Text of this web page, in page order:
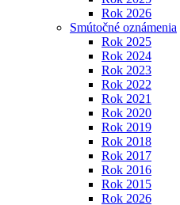
Rok 2026
Smútočné oznámenia
Rok 2025
Rok 2024
Rok 2023
Rok 2022
Rok 2021
Rok 2020
Rok 2019
Rok 2018
Rok 2017
Rok 2016
Rok 2015
Rok 2026